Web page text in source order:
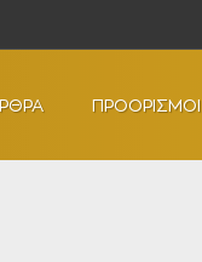
ΠΡΟΟΡΙΣΜΟΙ